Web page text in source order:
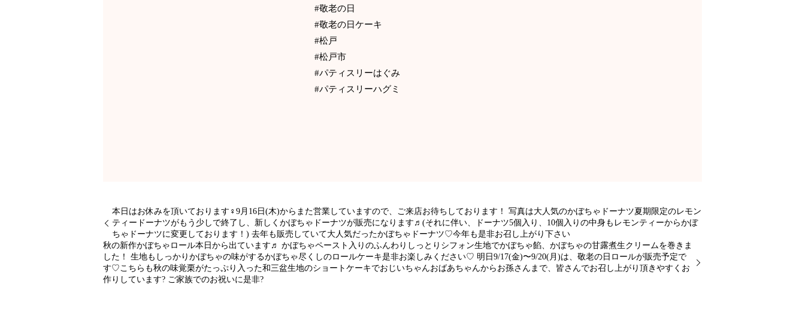
#敬老の日
#敬老の日ケーキ
#松戸
#松戸市
#パティスリーはぐみ
#パティスリーハグミ
本日はお休みを頂いております‍♀️9月16日(木)からまた営業していますので、ご来店お待ちしております！ 写真は大人気のかぼちゃドーナツ夏期限定のレモン
ティードーナツがもう少しで終了し、新しくかぼちゃドーナツが販売になります♬(それに伴い、ドーナツ5個入り、10個入りの中身もレモンティーからかぼ
ちゃドーナツに変更しております！) 去年も販売していて大人気だったかぼちゃドーナツ♡今年も是非お召し上がり下さい
秋の新作かぼちゃロール本日から出ています♬ かぼちゃペースト入りのふんわりしっとりシフォン生地でかぼちゃ餡、かぼちゃの甘露煮生クリームを巻きま
した！ 生地もしっかりかぼちゃの味がするかぼちゃ尽くしのロールケーキ是非お楽しみください♡ 明日9/17(金)〜9/20(月)は、敬老の日ロールが販売予定で
す♡こちらも秋の味覚栗がたっぷり入った和三盆生地のショートケーキでおじいちゃんおばあちゃんからお孫さんまで、皆さんでお召し上がり頂きやすくお
作りしています? ご家族でのお祝いに是非?